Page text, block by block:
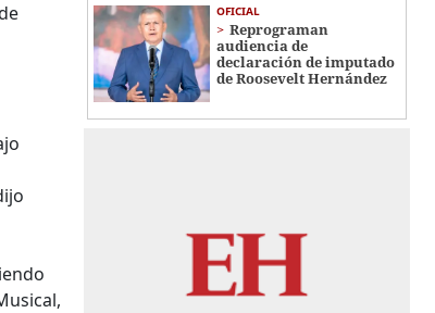
OFICIAL
Reprograman
audiencia de
declaración de imputado
de Roosevelt Hernández